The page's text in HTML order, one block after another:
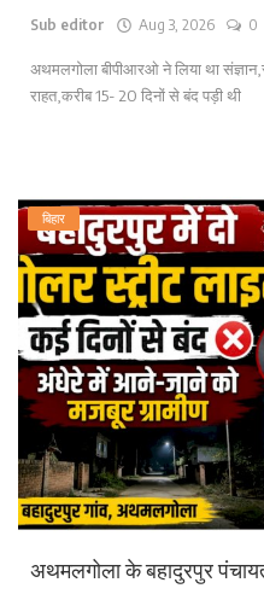
Sub editor Aug 3, 2026 0
अथमलगोला बीपीआरओ ने लिया था
राहत,करीब 15- 20 दिनों से बंद पड़ी थी
बिहार
अथमलगोला के बहादुरपुर